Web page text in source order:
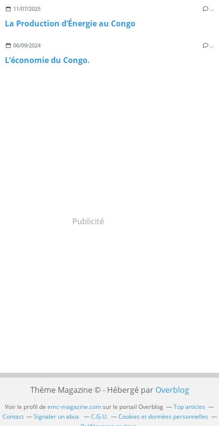
11/07/2025 …
La Production d’Énergie au Congo
06/09/2024 …
L’économie du Congo.
Publicité
Thème Magazine © - Hébergé par Overblog
Voir le profil de emc-magazine.comsur le portail Overblog
Top articles
Contact
Signaler un abus C.G.U.
Cookies et données personnelles